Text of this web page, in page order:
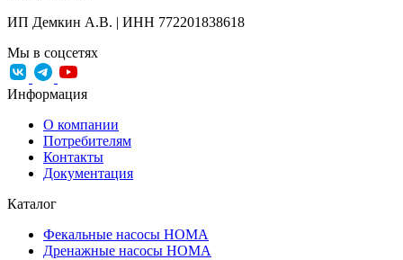
ИП Демкин А.В. | ИНН 772201838618
Мы в соцсетях
Информация
О компании
Потребителям
Контакты
Документация
Каталог
Фекальные насосы HOMA
Дренажные насосы HOMA